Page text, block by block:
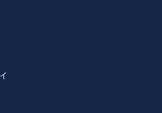
シュカンツィ